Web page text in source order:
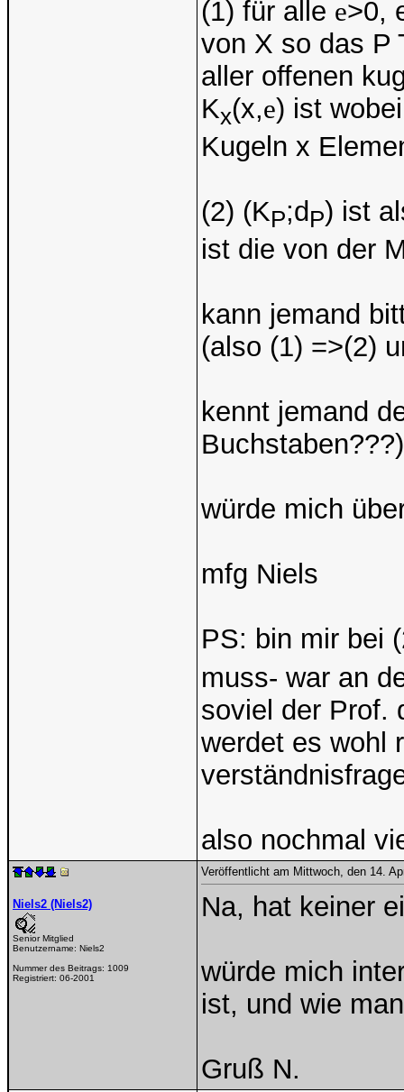
(1) für alle e>0,
von X so das P
aller offenen
Kx(x,e) ist
Kugeln x
(2) (KP;d P) ist
ist die von der
kann jemand
(also (1) =>(2)
kennt jemand
würde mich
mfg Niels
PS: bin mir bei
muss- war an
soviel der Prof.
werdet es wohl
also nochmal
Niels2 (Niels2)
Senior Mitglied
Benutzername: Niels2
Nummer des Beitrags: 1009
Registriert: 06-2001
Veröffentlicht am Mittwoch, den 14.
Na, hat keiner
würde mich
ist, und wie
Gruß N.